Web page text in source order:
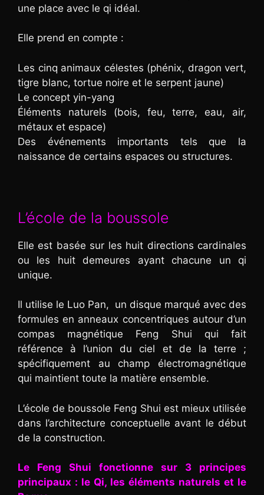
une place avec le qi idéal.
Elle prend en compte :
Les cinq animaux célestes (phénix, dragon vert,
tigre blanc, tortue noire et le serpent jaune)
Le concept yin-yang
Éléments naturels (bois, feu, terre, eau, air,
métaux et espace)
Des événements importants tels que la
naissance de certains espaces ou structures.
L’école de la boussole
Elle est basée sur les huit directions cardinales
ou les huit demeures ayant chacune un qi
unique.
Il utilise le Luo Pan, un disque marqué avec des
formules en anneaux concentriques autour d’un
compas magnétique Feng Shui qui fait
référence à l’union du ciel et de la terre ;
spécifiquement au champ électromagnétique
qui maintient toute la matière ensemble.
L’école de boussole Feng Shui est mieux utilisée
dans l’architecture conceptuelle avant le début
de la construction.
Le Feng Shui fonctionne sur 3 principes
principaux : le Qi, les éléments naturels et le